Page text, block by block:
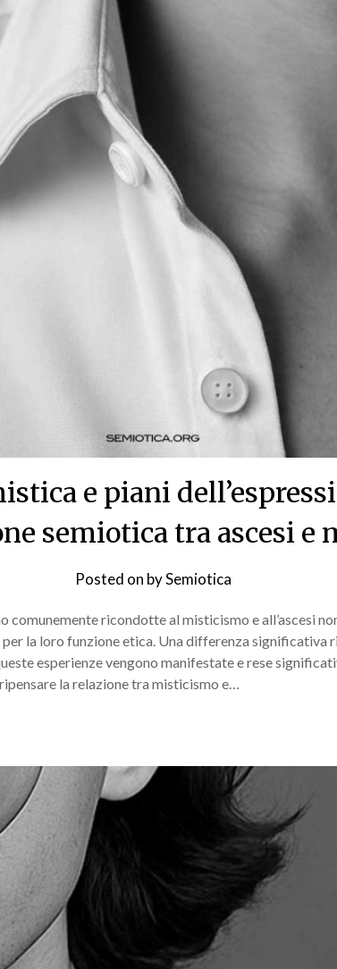
e piani
semiotica tra ascesi e
Posted on bySemiotica
comunemente ricondotte al misticismo e all’ascesi
la loro funzione etica. Una differenza significativa
esperienze vengono manifestate e rese
la relazione tra misticismo e…